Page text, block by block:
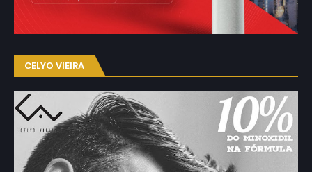
CELYO VIEIRA